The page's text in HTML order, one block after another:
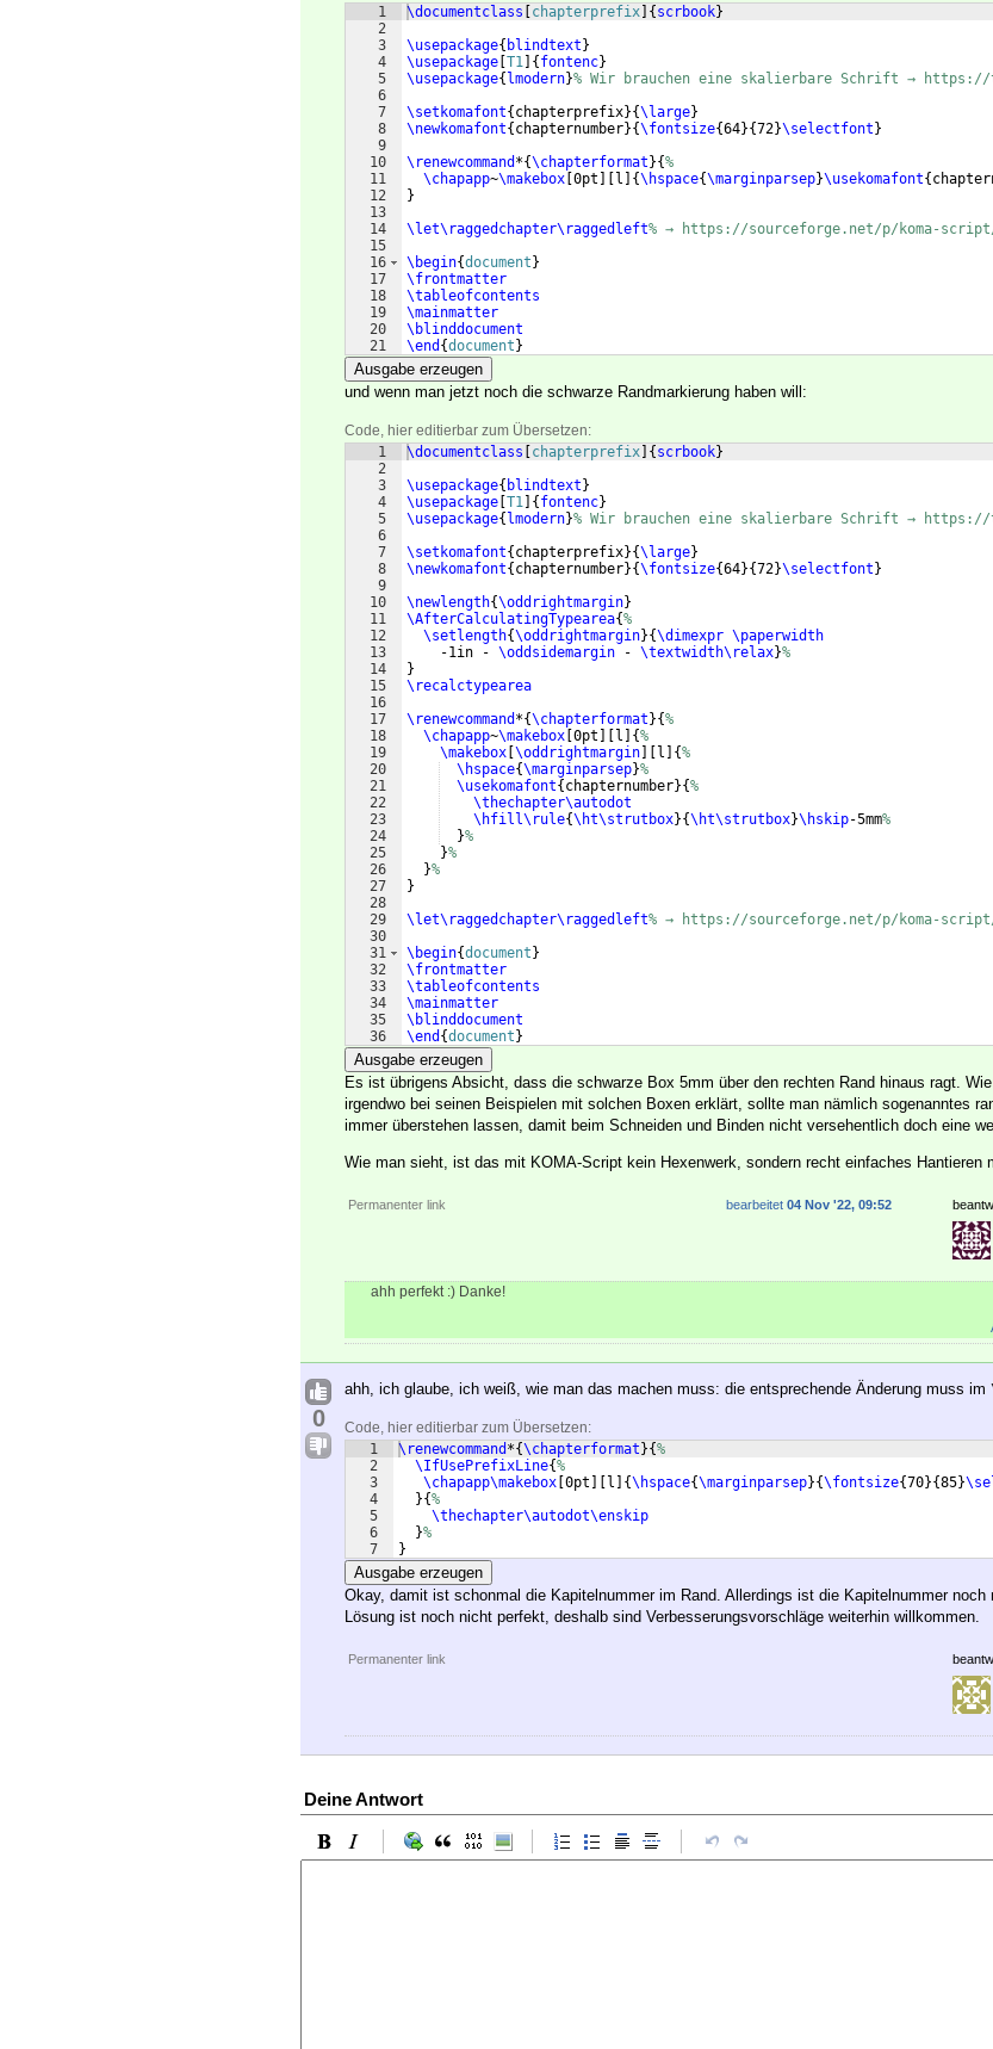
1
2
3
4
5
6
7
8
9
10
11
12
13
14
15
16
17
18
19
20
21
\documentclass chapterprefix { scrbook}
\usepackage{ blindtext }
\usepackage T1 { fontenc}
\usepackage{ lmodern}% Wir brauchen eine skalierbare Schrift → https://
\setkomafont{ chapterprefix}{\large}
\newkomafont{ chapternumber}{\fontsize{64}{72}\selectfont }
\renewcommand *{\chapterformat }{%
\chapapp~\makebox 0pt l {\hspace{\marginparsep}\usekomafont{
}
\let\raggedchapter\raggedleft% → https://sourceforge.net/p/koma-script/
\begin{document }
\frontmatter
\tableofcontents
\mainmatter
\blinddocument
\end {document }
Ausgabe erzeugen
und wenn man jetzt noch die schwarze Randmarkierung haben will:
Code, hier editierbar zum Übersetzen:
1
2
3
4
5
6
7
8
9
10
11
12
13
14
15
16
17
18
19
20
21
22
23
24
25
26
27
28
29
30
31
32
33
34
35
36
\documentclass chapterprefix { scrbook}
\usepackage{ blindtext }
\usepackage T1 { fontenc}
\usepackage{ lmodern}% Wir brauchen eine skalierbare Schrift → https://
\setkomafont{ chapterprefix}{\large}
\newkomafont{ chapternumber}{\fontsize{64}{72}\selectfont }
\newlength{\oddrightmargin}
\AfterCalculatingTypearea{%
\setlength{\oddrightmargin}{\dimexpr \paperwidth
    -1in -
\oddsidemargin - \textwidth\relax}%
}
\recalctypearea
\renewcommand *{\chapterformat }{%
\chapapp~\makebox 0pt l {%
\makebox \oddrightmargin l {%
\hspace{\marginparsep}%
\usekomafont{ chapternumber}{%
\thechapter\autodot
\hfill\rule{\ht\strutbox}{\ht\strutbox}\hskip-5mm%
}%
}%
}%
}
\let\raggedchapter\raggedleft% → https://sourceforge.net/p/koma-script/
\begin{document }
\frontmatter
\tableofcontents
\mainmatter
\blinddocument
\end {document }
Ausgabe erzeugen
Es ist übrigens Absicht, dass die schwarze Box 5mm über den rechten Rand hinaus ragt.
irgendwo bei seinen Beispielen mit solchen Boxen erklärt, sollte man nämlich sogenanntes
immer überstehen lassen, damit beim Schneiden und Binden nicht versehentlich doch eine
Wie man sieht, ist das mit KOMA-Script kein Hexenwerk, sondern recht einfaches Hantieren
Permanenter link bearbeitet 04 Nov '22, 09:52
ahh perfekt :) Danke!
0
ahh, ich glaube, ich weiß, wie man das machen muss: die entsprechende Änderung muss im
Code, hier editierbar zum Übersetzen:
1
2
3
4
5
6
7
\renewcommand *{\chapterformat }{%
\IfUsePrefixLine{%
\chapapp\makebox 0pt l {\hspace{\marginparsep}{\fontsize{70}{85}
}{%
\thechapter\autodot\enskip
}%
}
Ausgabe erzeugen
Okay, damit ist schonmal die Kapitelnummer im Rand. Allerdings ist die Kapitelnummer noch
Lösung ist noch nicht perfekt, deshalb sind Verbesserungsvorschläge weiterhin willkommen.
Permanenter link
Deine Antwort